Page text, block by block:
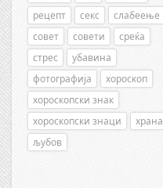
рецепт
секс
слабеење
совет
совети
среќа
стрес
убавина
фотографија
хороскоп
хороскопски знак
хороскопски знаци
храна
љубов